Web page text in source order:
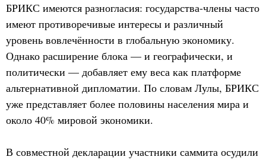
БРИКС имеются разногласия: государства-члены часто
имеют противоречивые интересы и различный
уровень вовлечённости в глобальную экономику.
Однако расширение блока — и географически, и
политически — добавляет ему веса как платформе
альтернативной дипломатии. По словам Лулы, БРИКС
уже представляет более половины населения мира и
около 40% мировой экономики.
В совместной декларации участники саммита осудили